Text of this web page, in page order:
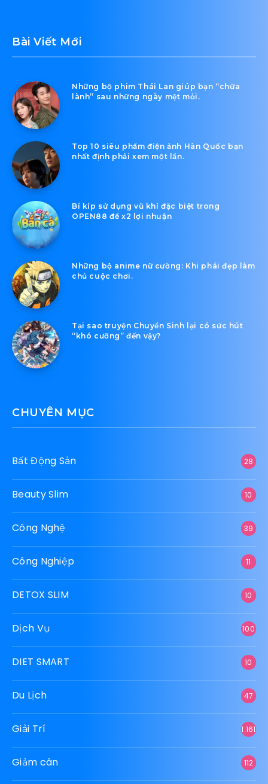
Bài Viết Mới
Những bộ phim Thái Lan giúp bạn “chữa
lành” sau những ngày mệt mỏi.
Top 10 siêu phẩm điện ảnh Hàn Quốc bạn
nhất định phải xem một lần.
Bí kíp sử dụng vũ khí đặc biệt trong
OPEN88 để x2 lợi nhuận
Những bộ anime nữ cường: Khi phái đẹp làm
chủ cuộc chơi.
Tại sao truyện Chuyển Sinh lại có sức hút
“khó cưỡng” đến vậy?
CHUYÊN MỤC
Bất Động Sản 28
Beauty Slim 10
Công Nghệ 39
Công Nghiệp 11
DETOX SLIM 10
Dịch Vụ 100
DIET SMART 10
Du Lịch 47
Giải Trí 1.161
Giảm cân 112